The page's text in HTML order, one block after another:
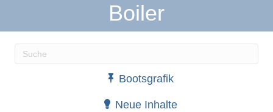
Boiler
Wenn die Ergebnisse der automatischen
Bootsgrafik
Neue Inhalte